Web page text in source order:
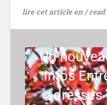
lire cet article en /
Un
Infos
adresses